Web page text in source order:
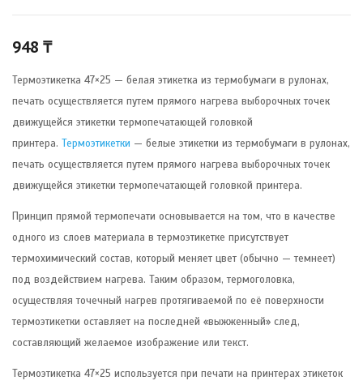
948 ₸
Термоэтикетка 47×25 — белая этикетка из термобумаги в рулонах,
печать осуществляется путем прямого нагрева выборочных точек
движущейся этикетки термопечатающей головкой
принтера. Термоэтикетки — белые этикетки из термобумаги в рулонах,
печать осуществляется путем прямого нагрева выборочных точек
движущейся этикетки термопечатающей головкой принтера.
Принцип прямой термопечати основывается на том, что в качестве
одного из слоев материала в термоэтикетке присутствует
термохимический состав, который меняет цвет (обычно — темнеет)
под воздействием нагрева. Таким образом, термоголовка,
осуществляя точечный нагрев протягиваемой по её поверхности
термоэтикетки оставляет на последней «выжженный» след,
составляющий желаемое изображение или текст.
Термоэтикетка 47×25 используется при печати на принтерах этикеток